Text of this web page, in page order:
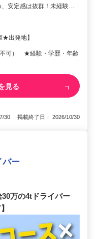
、安定感は抜群！未経験…
★出発地】
不可） ★経験・学歴・年齢
見る
30 掲載終了日： 2026/10/30
バー
万の4tドライバー